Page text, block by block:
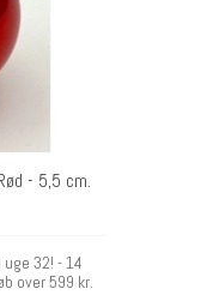
- 5,5 cm.
32! - 14
over 599 kr.